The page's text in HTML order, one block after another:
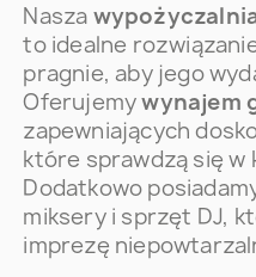
Nasza
to idealne
pragnie, aby jego
Oferujemywynajem
zapewniających
które sprawdzą się w
Dodatkowo
miksery i sprzęt DJ,
imprezę